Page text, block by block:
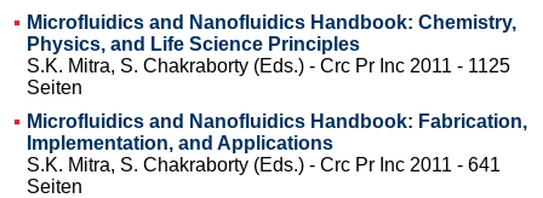
Microfluidics and Nanofluidics Handbook: Chemistry,
Physics, and Life Science Principles
S.K. Mitra, S. Chakraborty (Eds.) - Crc Pr Inc 2011 - 1125
Seiten
Microfluidics and Nanofluidics Handbook: Fabrication,
Implementation, and Applications
S.K. Mitra, S. Chakraborty (Eds.) - Crc Pr Inc 2011 - 641
Seiten